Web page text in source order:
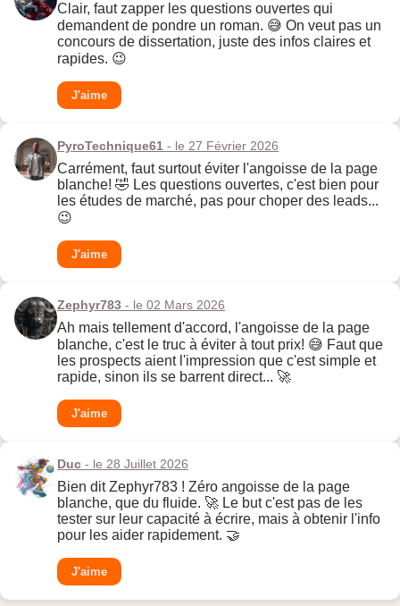
Clair, faut zapper les questions ouvertes qui
demandent de pondre un roman. 😅 On veut pas un
concours de dissertation, juste des infos claires et
rapides. 😉
J'aime
PyroTechnique61 - le 27 Février 2026
Carrément, faut surtout éviter l'angoisse de la page
blanche! 🤣 Les questions ouvertes, c'est bien pour
les études de marché, pas pour choper des leads...
😉
J'aime
Zephyr783 - le 02 Mars 2026
Ah mais tellement d'accord, l'angoisse de la page
blanche, c'est le truc à éviter à tout prix! 😅 Faut que
les prospects aient l'impression que c'est simple et
rapide, sinon ils se barrent direct... 🚀
J'aime
Duc - le 28 Juillet 2026
Bien dit Zephyr783 ! Zéro angoisse de la page
blanche, que du fluide. 🚀 Le but c'est pas de les
tester sur leur capacité à écrire, mais à obtenir l'info
pour les aider rapidement. 🤝
J'aime